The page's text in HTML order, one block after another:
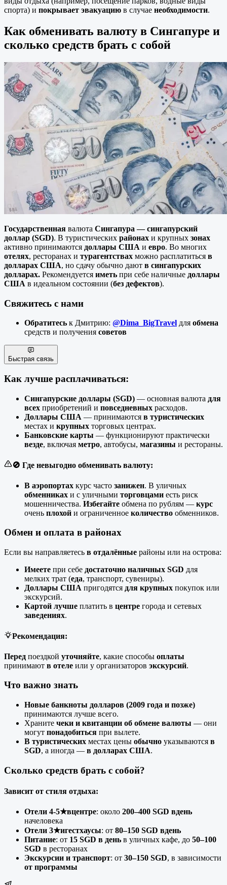
спорта) и покрывает эвакуацию в случае необходимости.
Как обменивать валюту в Сингапуре и
сколько средств брать с собой
Государственная валюта Сингапура — сингапурский
доллар (SGD). В туристических районах и крупных зонах
активно принимаются доллары США и евро. Во многих
отелях, ресторанах и турагентствах можно расплатиться в
долларах США, но сдачу обычно дают в сингапурских
долларах. Рекомендуется иметь при себе наличные доллары
США в идеальном состоянии (без дефектов).
Свяжитесь с нами
Обратитесь к Дмитрию: @Dima_BigTravel для обмена
средств и получения советов
Быстрая связь
Как лучше расплачиваться:
Сингапурские доллары (SGD) — основная валюта для
всех приобретений и повседневных расходов.
Доллары США — принимаются в туристических
местах и крупных торговых центрах.
Банковские карты — функционируют практически
везде, включая метро, автобусы, магазины и рестораны.
🚫 Где невыгодно обменивать валюту:
В аэропортах курс часто занижен. В уличных
обменниках и с уличными торговцами есть риск
мошенничества. Избегайте обмена по рублям — курс
очень плохой и ограниченное количество обменников.
Обмен и оплата в районах
Если вы направляетесь в отдалённые районы или на острова:
Имеете при себе достаточно наличных SGD для
мелких трат (еда, транспорт, сувениры).
Доллары США пригодятся для крупных покупок или
экскурсий.
Картой лучше платить в центре города и сетевых
заведениях.
Рекомендация:
Перед поездкой уточняйте, какие способы оплаты
принимают в отеле или у организаторов экскурсий.
Что важно знать
Новые банкноты долларов (2009 года и позже)
принимаются лучше всего.
Храните чеки и квитанции об обмене валюты — они
могут понадобиться при вылете.
В туристических местах цены обычно указываются в
SGD, а иногда — в долларах США.
Сколько средств брать с собой?
Зависит от стиля отдыха:
Отели 4-5★вцентре: около 200–400 SGD вдень
начеловека
Отели 3★игестхаусы: от 80–150 SGD вдень
Питание: от 15 SGD в день в уличных кафе, до 50–100
SGD в ресторанах
Экскурсии и транспорт: от 30–150 SGD, в зависимости
от программы